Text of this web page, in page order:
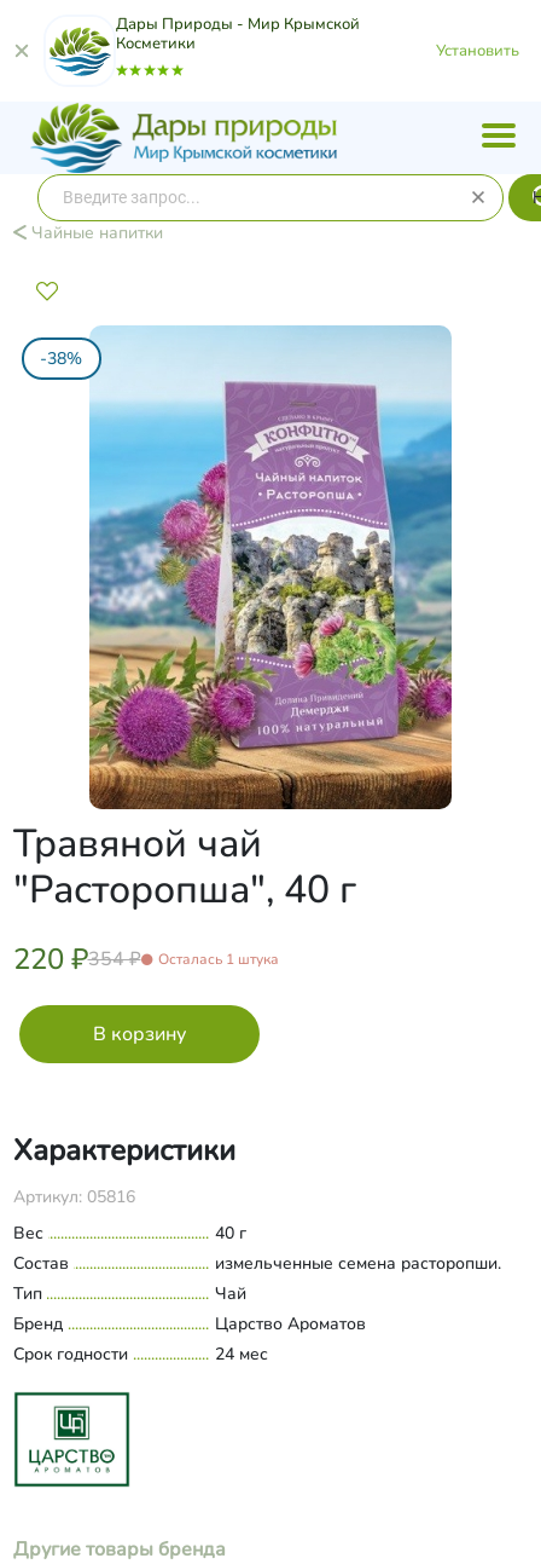
Дары Природы - Мир Крымской
Косметики
Установить
Чайные напитки
-38%
Травяной чай
"Расторопша", 40 г
220 ₽354 ₽ Осталась 1 штука
Характеристики
Артикул: 05816
Вес
40 г
Состав
измельченные семена расторопши.
Тип
Чай
Бренд
Царство Ароматов
Срок годности
24 мес
Другие товары бренда